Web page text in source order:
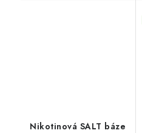
Nikotinová SALT báze